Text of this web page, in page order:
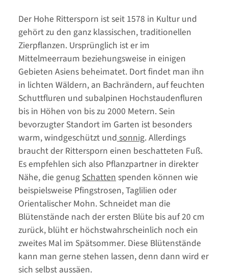
Der Hohe Rittersporn ist seit 1578 in Kultur und
gehört zu den ganz klassischen, traditionellen
Zierpflanzen. Ursprünglich ist er im
Mittelmeerraum beziehungsweise in einigen
Gebieten Asiens beheimatet. Dort findet man ihn
in lichten Wäldern, an Bachrändern, auf feuchten
Schuttfluren und subalpinen Hochstaudenfluren
bis in Höhen von bis zu 2000 Metern. Sein
bevorzugter Standort im Garten ist besonders
warm, windgeschützt undsonnig. Allerdings
braucht der Rittersporn einen beschatteten Fuß.
Es empfehlen sich also Pflanzpartner in direkter
Nähe, die genugSchattenspenden können wie
beispielsweise Pfingstrosen, Taglilien oder
Orientalischer Mohn. Schneidet man die
Blütenstände nach der ersten Blüte bis auf 20 cm
zurück, blüht er höchstwahrscheinlich noch ein
zweites Mal im Spätsommer. Diese Blütenstände
kann man gerne stehen lassen, denn dann wird er
sich selbst aussäen.